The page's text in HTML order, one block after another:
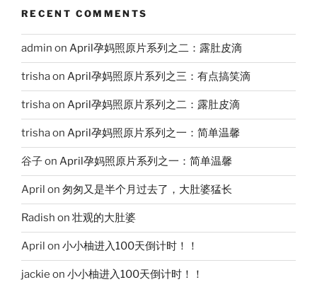
RECENT COMMENTS
admin on April孕妈照原片系列之二：露肚皮滴
trishaon April孕妈照原片系列之三：有点搞笑滴
trishaon April孕妈照原片系列之二：露肚皮滴
trishaon April孕妈照原片系列之一：简单温馨
谷子on April孕妈照原片系列之一：简单温馨
April on 匆匆又是半个月过去了，大肚婆猛长
Radish on 壮观的大肚婆
April on 小小柚进入100天倒计时！！
jackie on 小小柚进入100天倒计时！！